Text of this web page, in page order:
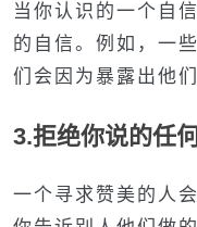
当你认识的一个自
的自信。例如，一
们会因为暴露出他
3.拒绝你说的任
一个寻求赞美的人